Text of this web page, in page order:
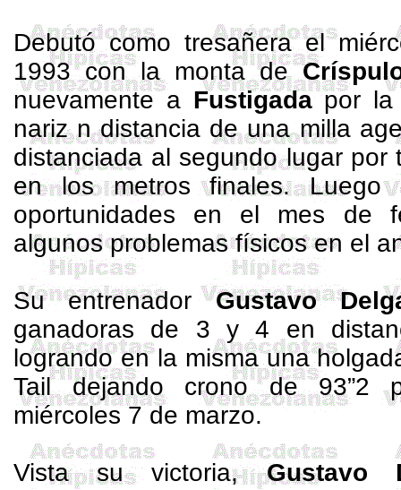
Debutó comotresañerael
1993 con la monta de
nuevamente a Fustigadapor la
nariz n distancia de una milla
distanciada al segundo lugar por
en los metros finales.
oportunidades en el mes de
algunos problemas físicos en el
Su entrenadorGustavo
ganadoras de 3 y 4 en
logrando en la misma una
Taildejando crono de 93”2
miércoles 7 de marzo.
Vista su victoria,Gustavo